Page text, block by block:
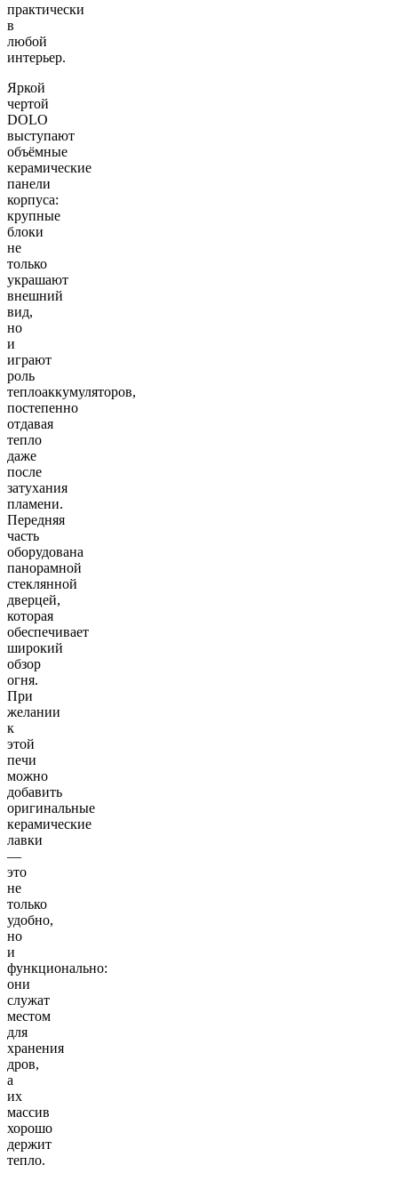
практически
в
любой
интерьер.
Яркой
чертой
DOLO
выступают
объёмные
керамические
панели
корпуса:
крупные
блоки
не
только
украшают
внешний
вид,
но
и
играют
роль
теплоаккумуляторов,
постепенно
отдавая
тепло
даже
после
затухания
пламени.
Передняя
часть
оборудована
панорамной
стеклянной
дверцей,
которая
обеспечивает
широкий
обзор
огня.
При
желании
к
этой
печи
можно
добавить
оригинальные
керамические
лавки
—
это
не
только
удобно,
но
и
функционально:
они
служат
местом
для
хранения
дров,
а
их
массив
хорошо
держит
тепло.